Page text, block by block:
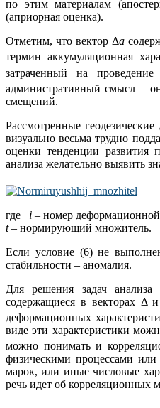
по этим материалам
(априорная оценка).
Отметим, что вектор Δa
термин аккумуляционная
затраченный на
административный смысл –
смещений.
Рассмотренные
визуально весьма трудно
оценки тенденции развития
анализа желательно выявить
где i – номер
t– нормирующий множитель.
Если условие (6) не
стабильности – аномалия.
Для решения задач анализа
содержащиеся в векторах Δ и
деформационных
виде эти характеристики
можно понимать и
физическими процессами
марок, или иные числовые
речь идет об корреляционных